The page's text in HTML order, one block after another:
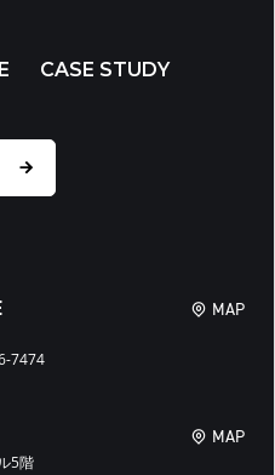
CASE STUDY
7474
MAP
5階
MAP